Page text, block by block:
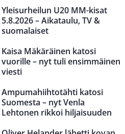
Yleisurheilun U20 MM-kisat
5.8.2026 – Aikataulu, TV &
suomalaiset
Kaisa Mäkäräinen katosi
vuorille – nyt tuli ensimmäinen
viesti
Ampumahiihtotähti katosi
Suomesta – nyt Venla
Lehtonen rikkoi hiljaisuuden